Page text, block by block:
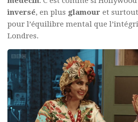
inversé, en plus glamour et surtout
pour l’équilibre mental que
Londres.